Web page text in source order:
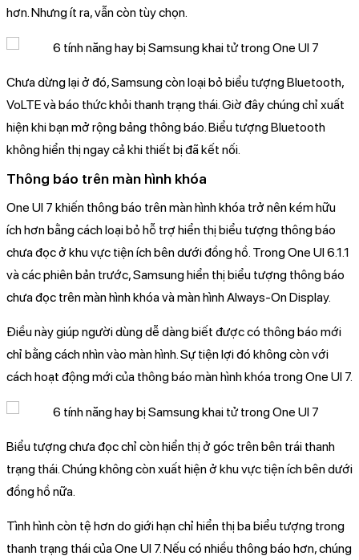
hơn. Nhưng ít ra, vẫn còn tùy chọn.
Chưa dừng lại ở đó, Samsung còn loại bỏ biểu tượng Bluetooth,
VoLTE và báo thức khỏi thanh trạng thái. Giờ đây chúng chỉ xuất
hiện khi bạn mở rộng bảng thông báo. Biểu tượng Bluetooth
không hiển thị ngay cả khi thiết bị đã kết nối.
Thông báo trên màn hình khóa
One UI 7 khiến thông báo trên màn hình khóa trở nên kém hữu
ích hơn bằng cách loại bỏ hỗ trợ hiển thị biểu tượng thông báo
chưa đọc ở khu vực tiện ích bên dưới đồng hồ. Trong One UI 6.1.1
và các phiên bản trước, Samsung hiển thị biểu tượng thông báo
chưa đọc trên màn hình khóa và màn hình Always-On Display.
Điều này giúp người dùng dễ dàng biết được có thông báo mới
chỉ bằng cách nhìn vào màn hình. Sự tiện lợi đó không còn với
cách hoạt động mới của thông báo màn hình khóa trong One UI 7.
Biểu tượng chưa đọc chỉ còn hiển thị ở góc trên bên trái thanh
trạng thái. Chúng không còn xuất hiện ở khu vực tiện ích bên dưới
đồng hồ nữa.
Tình hình còn tệ hơn do giới hạn chỉ hiển thị ba biểu tượng trong
thanh trạng thái của One UI 7. Nếu có nhiều thông báo hơn, chúng